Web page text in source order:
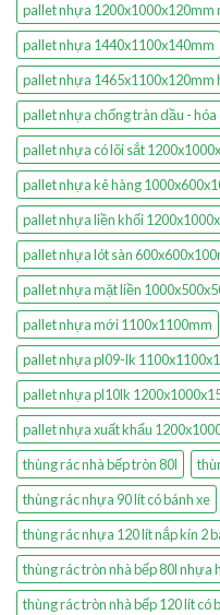
pallet nhựa 1200x1000x120mm
pallet nhựa 1440x1100x140mm
pallet nhựa 1465x1100x120mm
pallet nhựa chống tràn dầu -
pallet nhựa có lõi sắt
pallet nhựa kê hàng
pallet nhựa liền khối
pallet nhựa lót sàn
pallet nhựa mặt liền
pallet nhựa mới 1100x1100mm
pallet nhựa pl09-lk
pallet nhựa pl10lk
pallet nhựa xuất khẩu
thùng rác nhà bếp tròn 80l
thùng rác nhựa 90 lít có bánh xe
thùng rác nhựa 120 lít nắp kín 2
thùng rác tròn nhà bếp 80l nhựa
thùng rác tròn nhà bếp 120 lít có